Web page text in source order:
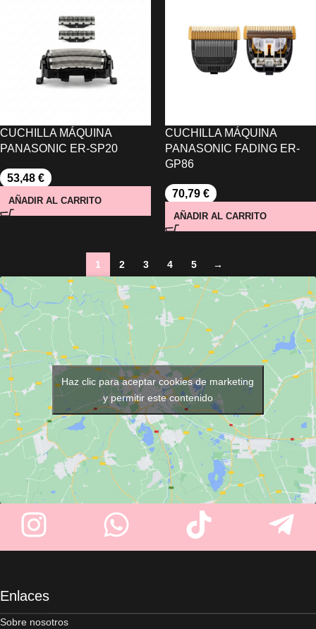
CUCHILLA MÁQUINA
PANASONIC ER-SP20
53,48 €
AÑADIR AL CARRITO
CUCHILLA MÁQUINA
PANASONIC FADING ER-
GP86
70,79 €
AÑADIR AL CARRITO
1 2 3 4 5 →
Haz clic para aceptar cookies de marketing
y permitir este contenido
Enlaces
Sobre nosotros